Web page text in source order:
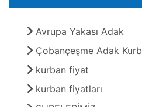
Avrupa Yakası Adak
Çobançeşme Adak
kurban fiyat
kurban fiyatları